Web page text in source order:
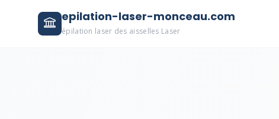
epilation-laser-monceau.com
épilation laser des aisselles Laser